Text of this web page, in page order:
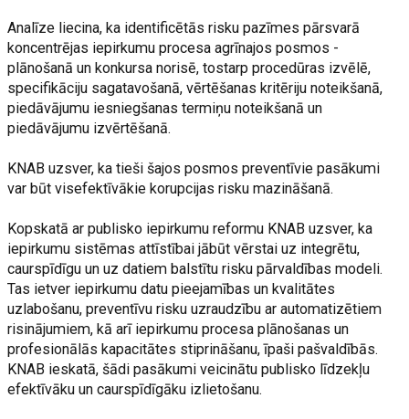
Analīze liecina, ka identificētās risku pazīmes pārsvarā
koncentrējas iepirkumu procesa agrīnajos posmos -
plānošanā un konkursa norisē, tostarp procedūras izvēlē,
specifikāciju sagatavošanā, vērtēšanas kritēriju noteikšanā,
piedāvājumu iesniegšanas termiņu noteikšanā un
piedāvājumu izvērtēšanā.
KNAB uzsver, ka tieši šajos posmos preventīvie pasākumi
var būt visefektīvākie korupcijas risku mazināšanā.
Kopskatā ar publisko iepirkumu reformu KNAB uzsver, ka
iepirkumu sistēmas attīstībai jābūt vērstai uz integrētu,
caurspīdīgu un uz datiem balstītu risku pārvaldības modeli.
Tas ietver iepirkumu datu pieejamības un kvalitātes
uzlabošanu, preventīvu risku uzraudzību ar automatizētiem
risinājumiem, kā arī iepirkumu procesa plānošanas un
profesionālās kapacitātes stiprināšanu, īpaši pašvaldībās.
KNAB ieskatā, šādi pasākumi veicinātu publisko līdzekļu
efektīvāku un caurspīdīgāku izlietošanu.